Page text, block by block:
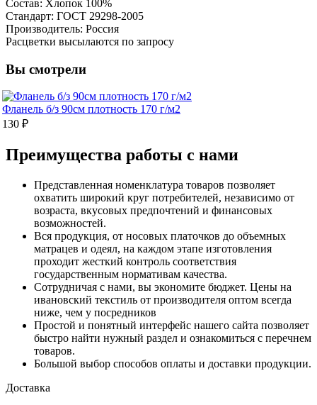
Состав: Хлопок 100%
Стандарт: ГОСТ 29298-2005
Производитель: Россия
Расцветки высылаются по запросу
Вы смотрели
Фланель б/з 90см плотность 170 г/м2
130 ₽
Преимущества работы с нами
Представленная номенклатура товаров позволяет
охватить широкий круг потребителей, независимо от
возраста, вкусовых предпочтений и финансовых
возможностей.
Вся продукция, от носовых платочков до объемных
матрацев и одеял, на каждом этапе изготовления
проходит жесткий контроль соответствия
государственным нормативам качества.
Сотрудничая с нами, вы экономите бюджет. Цены на
ивановский текстиль от производителя оптом всегда
ниже, чем у посредников
Простой и понятный интерфейс нашего сайта позволяет
быстро найти нужный раздел и ознакомиться с перечнем
товаров.
Большой выбор способов оплаты и доставки продукции.
Доставка